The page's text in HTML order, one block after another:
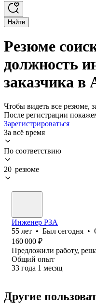
Найти
Резюме
должность
заказчика в
Чтобы видеть все резюме,
После регистрации
Зарегистрироваться
За всё время
По соответствию
20 резюме
Инженер РЗА
55 лет • Был сегодня •
160 000 ₽
Предложили работу,
Общий опыт
33 года 1 месяц
Другие